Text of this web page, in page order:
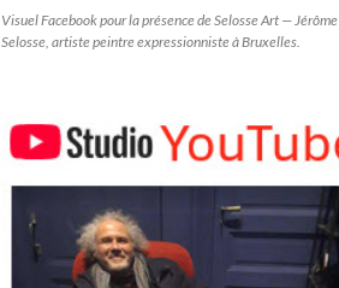
Visuel Facebook pour la présence de Selosse Art — Jérôme
Selosse, artiste peintre expressionniste à Bruxelles.